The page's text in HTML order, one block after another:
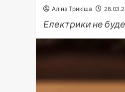
Аліна Трикіша
Електрики не